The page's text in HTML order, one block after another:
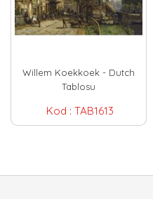
Willem Koekkoek - Dutch
Tablosu
Kod : TAB1613